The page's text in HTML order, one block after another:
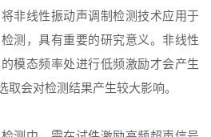
非线性振动声调制检测技术应用于
测，具有重要的研究意义。非线性
模态频率处进行低频激励才会产生
取会对检测结果产生较大影响。